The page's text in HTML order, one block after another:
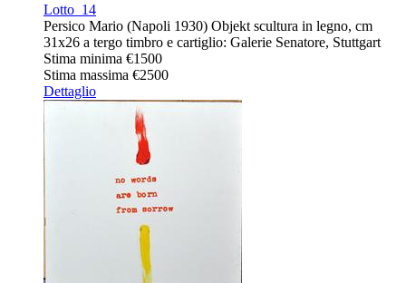
Lotto 14
Persico Mario (Napoli 1930) Objekt scultura in legno, cm
31x26 a tergo timbro e cartiglio: Galerie Senatore, Stuttgart
Stima minima €1500
Stima massima €2500
Dettaglio